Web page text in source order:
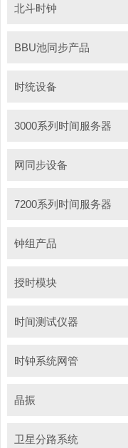
北斗时钟
BBU池同步产品
时统设备
3000系列时间服务器
网同步设备
7200系列时间服务器
钟组产品
授时模块
时间测试仪器
时钟系统网管
晶振
卫星分路系统